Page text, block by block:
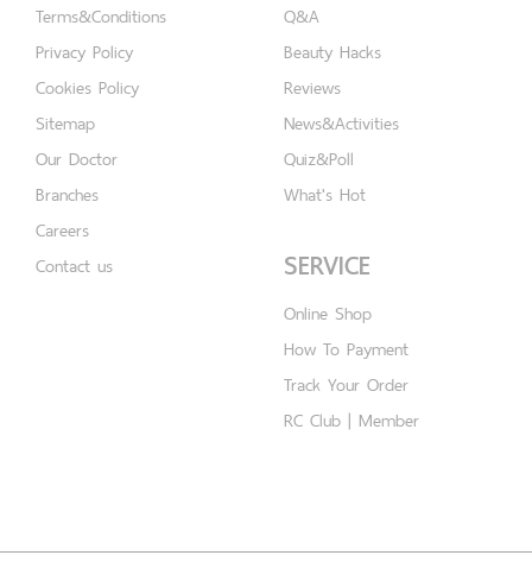
Terms&Conditions
Privacy Policy
Cookies Policy
Sitemap
Our Doctor
Branches
Careers
Contact us
Q&A
Beauty Hacks
Reviews
News&Activities
Quiz&Poll
What's Hot
SERVICE
Online Shop
How To Payment
Track Your Order
RC Club | Member